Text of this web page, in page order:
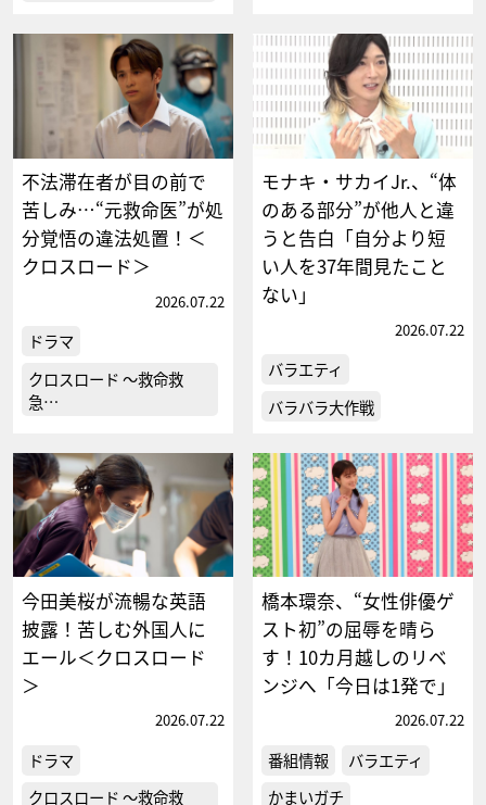
不法滞在者が目の前で
苦しみ…“元救命医”が処
分覚悟の違法処置！＜
クロスロード＞
2026.07.22
ドラマ
クロスロード ～救命救
急…
モナキ・サカイJr.、“体
のある部分”が他人と違
うと告白「自分より短
い人を37年間見たこと
ない」
2026.07.22
バラエティ
バラバラ大作戦
今田美桜が流暢な英語
披露！苦しむ外国人に
エール＜クロスロード
＞
2026.07.22
ドラマ
クロスロード ～救命救
橋本環奈、“女性俳優ゲ
スト初”の屈辱を晴ら
す！10カ月越しのリベ
ンジへ「今日は1発で」
2026.07.22
番組情報
バラエティ
かまいガチ